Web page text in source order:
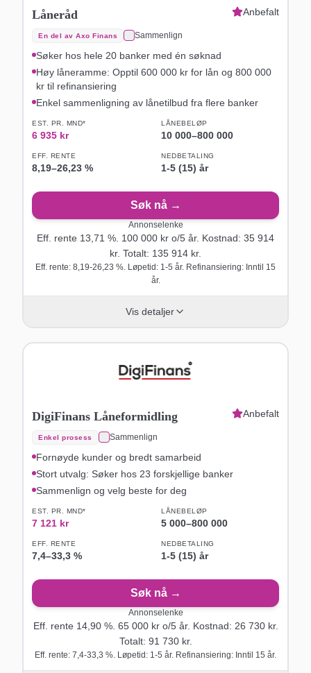
Låneråd
En del av Axo Finans Sammenlign
Anbefalt
Søker hos hele 20 banker med én søknad
Høy låneramme: Opptil 600 000 kr for lån og 800 000
kr til refinansiering
Enkel sammenligning av lånetilbud fra flere banker
EST. PR. MND*
6 935 kr
LÅNEBELØP
10 000–800 000
EFF. RENTE
8,19–26,23 %
NEDBETALING
1-5 (15) år
Søk nå →
Annonselenke
Eff. rente 13,71 %. 100 000 kr o/5 år. Kostnad: 35 914
kr. Totalt: 135 914 kr.
Eff. rente: 8,19-26,23 %. Løpetid: 1-5 år. Refinansiering: Inntil 15
år.
Vis detaljer
DigiFinans Låneformidling
Enkel prosess Sammenlign
Anbefalt
Fornøyde kunder og bredt samarbeid
Stort utvalg: Søker hos 23 forskjellige banker
Sammenlign og velg beste for deg
EST. PR. MND*
7 121 kr
LÅNEBELØP
5 000–800 000
EFF. RENTE
7,4–33,3 %
NEDBETALING
1-5 (15) år
Søk nå →
Annonselenke
Eff. rente 14,90%. 65 000kr o/5år. Kostnad: 26 730kr.
Totalt: 91 730kr.
Eff. rente: 7,4-33,3 %. Løpetid: 1-5 år. Refinansiering: Inntil 15 år.